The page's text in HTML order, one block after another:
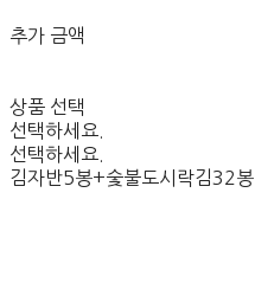
추가 금액
상품 선택
선택하세요.
선택하세요.
김자반5봉+숯불도시락김32봉